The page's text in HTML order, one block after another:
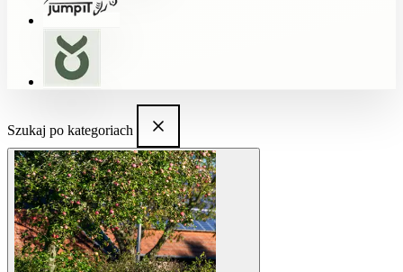
Szukaj po kategoriach